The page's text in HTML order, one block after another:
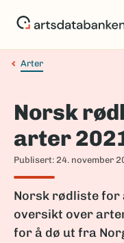
Navigasjonssti
Arter
Norsk
arter
Publisert: 24. november
Norsk rødliste for
oversikt over
for å dø ut fra